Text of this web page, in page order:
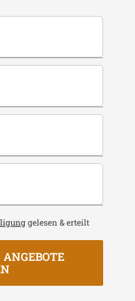
gelesen & erteilt